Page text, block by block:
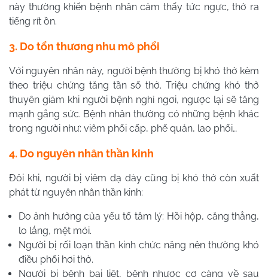
này thường khiến bệnh nhân cảm thấy tức ngực, thở ra
tiếng rít ồn.
3. Do tổn thương nhu mô phổi
Với nguyên nhân này, người bệnh thường bị khó thở kèm
theo triệu chứng tăng tần số thở. Triệu chứng khó thở
thuyên giảm khi người bệnh nghỉ ngơi, ngược lại sẽ tăng
mạnh gắng sức. Bệnh nhân thường có những bệnh khác
trong người như: viêm phổi cấp, phế quản, lao phổi…
4. Do nguyên nhân thần kinh
Đôi khi, người bị viêm dạ dày cũng bị khó thở còn xuất
phát từ nguyên nhân thần kinh:
Do ảnh hưởng của yếu tố tâm lý: Hồi hộp, căng thẳng,
lo lắng, mệt mỏi.
Người bị rối loạn thần kinh chức năng nên thường khó
điều phối hơi thở.
Người bị bệnh bại liệt, bệnh nhược cơ càng về sau